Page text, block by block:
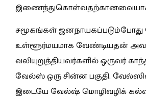
சமூகங்கள் ஜனநாயகப்படும்போது
உள்ளூர்மயமாக வேண்டியதன்
வலியுறுத்தியவர்களில் ஒருவர்
வேல்ஸ் ஒரு சின்ன பகுதி.
இடையே வேல்ஷ் மொழிவழிக்